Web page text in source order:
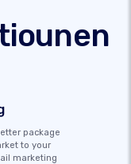
package
to your
marketing